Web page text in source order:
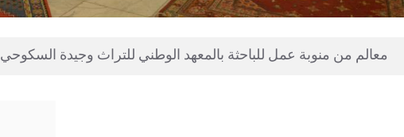
معالم من منوبة عمل للباحثة بالمعهد الوطني للتراث وجيدة السكوحي